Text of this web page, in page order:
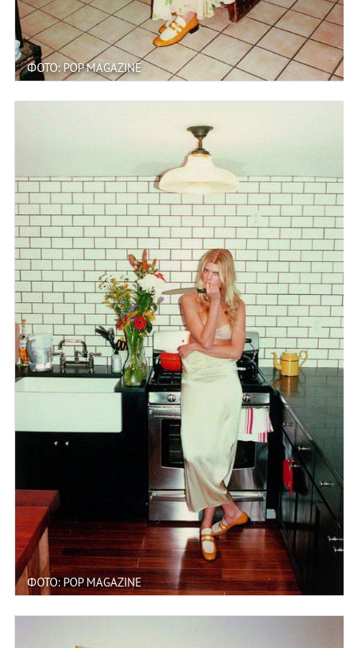
ФОТО: POP MAGAZINE
ФОТО: POP MAGAZINE